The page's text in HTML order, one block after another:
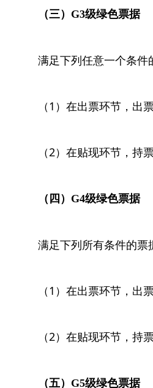
（三）G3级绿色票据
满足下列任意一个条件
（1）在出票环节，出
（2）在贴现环节，持
（四）G4级绿色票据
满足下列所有条件的票
（1）在出票环节，出
（2）在贴现环节，持
（五）G5级绿色票据